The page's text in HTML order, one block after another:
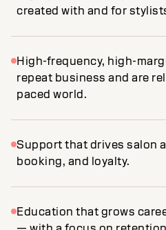
created with and for
High-frequency, high-
repeat business and are
paced world.
Support that drives salon
booking, and loyalty.
Education that grows